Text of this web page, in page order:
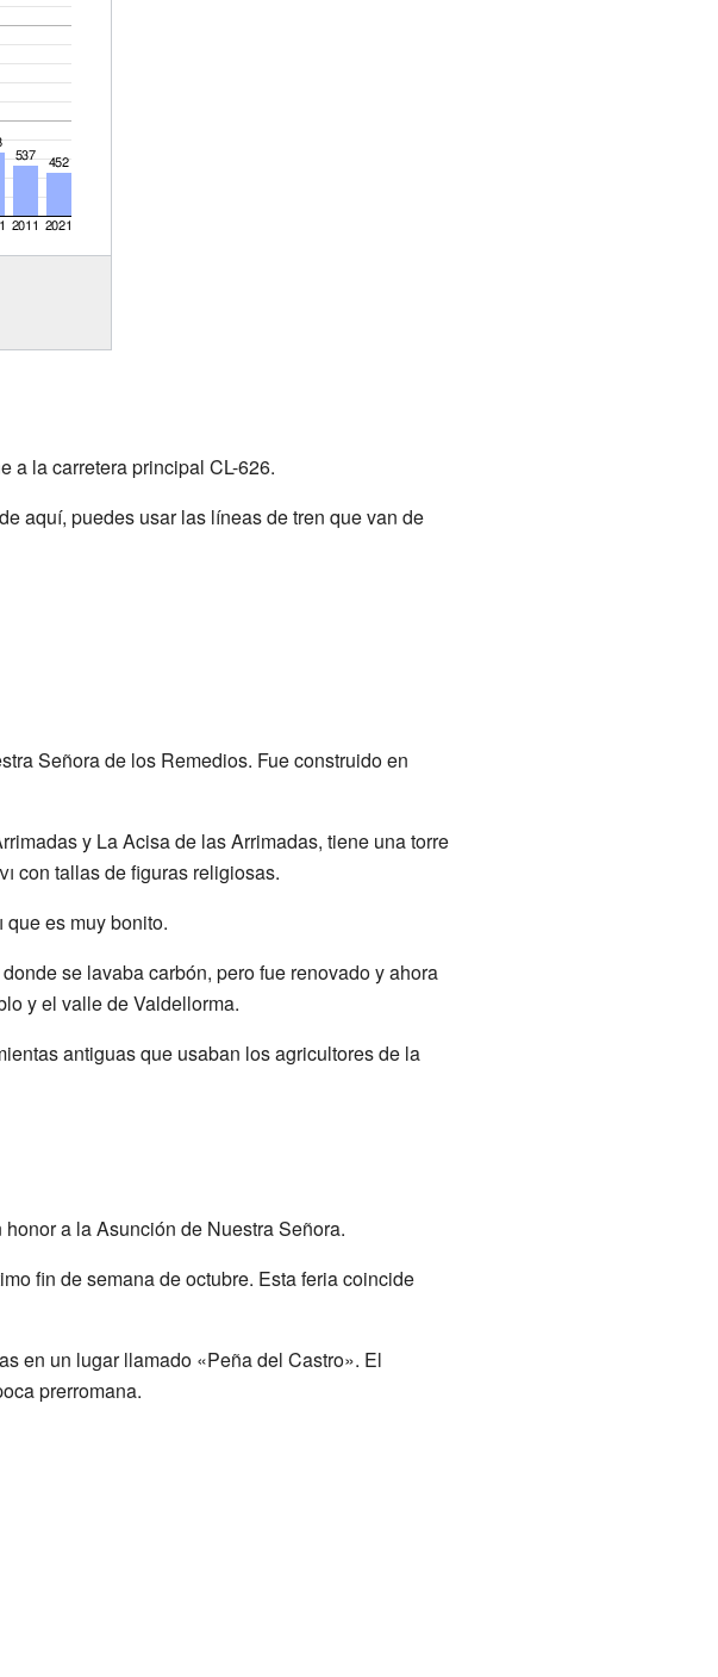
a la carretera principal CL-626.
aquí, puedes usar las líneas de tren que van de
Señora de los Remedios. Fue construido en
y La Acisa de las Arrimadas, tiene una torre
con tallas de figuras religiosas.
que es muy bonito.
se lavaba carbón, pero fue renovado y ahora
y el valle de Valdellorma.
antiguas que usaban los agricultores de la
a la Asunción de Nuestra Señora.
fin de semana de octubre. Esta feria coincide
en un lugar llamado «Peña del Castro». El
prerromana.